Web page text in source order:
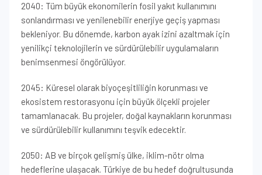
2040: Tüm büyük ekonomilerin fosil yakıt kullanımını
sonlandırması ve yenilenebilir enerjiye geçiş yapması
bekleniyor. Bu dönemde, karbon ayak izini azaltmak için
yenilikçi teknolojilerin ve sürdürülebilir uygulamaların
benimsenmesi öngörülüyor.
2045: Küresel olarak biyoçeşitliliğin korunması ve
ekosistem restorasyonu için büyük ölçekli projeler
tamamlanacak. Bu projeler, doğal kaynakların korunması
ve sürdürülebilir kullanımını teşvik edecektir.
2050: AB ve birçok gelişmiş ülke, iklim-nötr olma
hedeflerine ulaşacak. Türkiye de bu hedef doğrultusunda